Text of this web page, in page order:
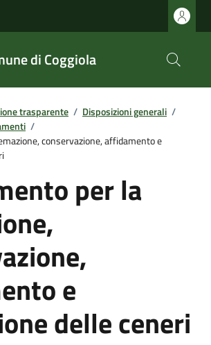
di Coggiola
trasparente / Disposizioni generali /
/
conservazione, affidamento e
per la
e
delle ceneri